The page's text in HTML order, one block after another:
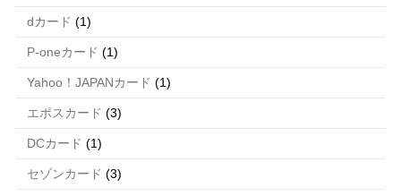
dカード (1)
P-oneカード (1)
Yahoo！JAPANカード (1)
エポスカード (3)
DCカード (1)
セゾンカード (3)